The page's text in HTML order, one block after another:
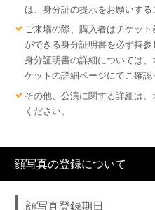
は、身分証の提示をお願いする
ご来場の際、購入者はチケッ
ができる身分証明書を必ず持参
身分証明書の詳細については
ケットの詳細ページにてご確認
その他、公演に関する詳細は、
ください。
顔写真の登録について
顔写真登録期日